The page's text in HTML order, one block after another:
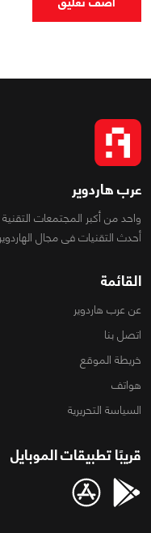
عرب هاردوير
واحد من أكبر المجتمعات
أحدث التقنيات فى مجال
القائمة
عن عرب هاردوير
اتصل بنا
خريطة الموقع
هواتف
السياسة التحريرية
قريبًا تطبيقات الموبايل